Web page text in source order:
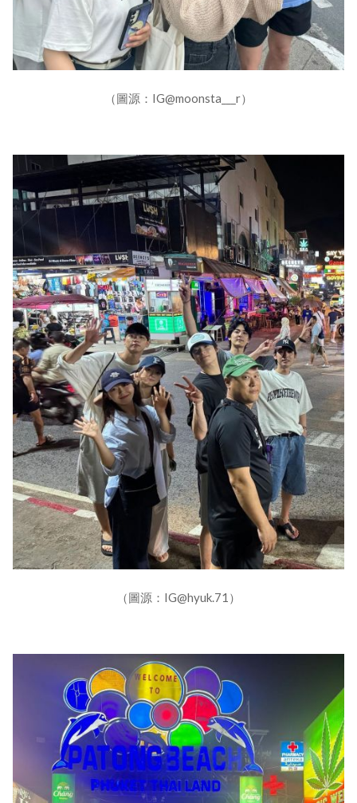
（圖源：IG@moonsta___r）
（圖源：IG@hyuk.71）